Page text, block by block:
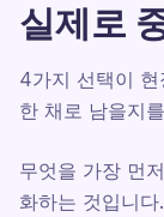
실제로
4가지 선택이
한 채로 남을지
무엇을 가장 먼
화하는 것입니